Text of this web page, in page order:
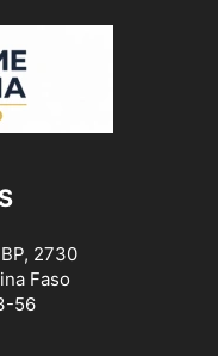
2730
Faso
56